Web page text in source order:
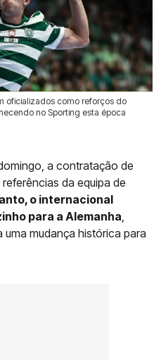
oficializados como reforços do
no Sporting esta época
a contratação de
referências da equipa de
o internacional
para a Alemanha
mudança histórica para